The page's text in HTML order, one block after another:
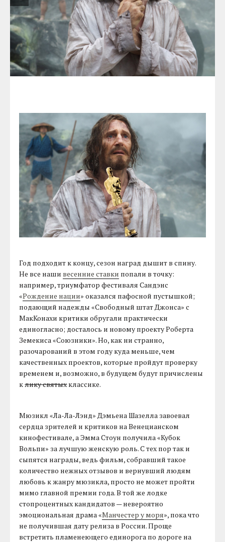
Год подходит к концу, сезон наград дышит в спину.
Не все наши весенние ставки попали в точку:
например, триумфатор фестиваля Сандэнс
«Рождение нации» оказался пафосной пустышкой;
подающий надежды «Свободный штат Джонса» с
МакКонахи критики обругали практически
единогласно; досталось и новому проекту Роберта
Земекиса «Союзники». Но, как ни странно,
разочарований в этом году куда меньше, чем
качественных проектов, которые пройдут проверку
временем и, возможно, в будущем будут причислены
клику святыхклассике.
Мюзикл «Ла-Ла-Лэнд» Дэмьена Шазелла завоевал
сердца зрителей и критиков на Венецианском
кинофестивале, а Эмма Стоун получила «Кубок
Вольпи» за лучшую женскую роль. С тех пор так и
сыпятся награды, ведь фильм, собравший такое
количество нежных отзывов и вернувший людям
любовь к жанру мюзикла, просто не может пройти
мимо главной премии года. В той же лодке
стопроцентных кандидатов — невероятно
эмоциональная драма «Манчестер у моря», пока что
не получившая дату релиза в России. Проще
встретить пламенеющего единорога по дороге на